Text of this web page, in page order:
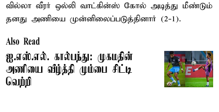
வில்லா வீரர் ஒல்லி வாட்கின்ஸ் கோல் அடித்து மீண்டும்
தனது அணியை முன்னிலைப்படுத்தினார் (2-1).
Also Read
ஐ.எஸ்.எல். கால்பந்து: முகமதின்
அணியை வீழ்த்தி மும்பை சிட்டி
வெற்றி